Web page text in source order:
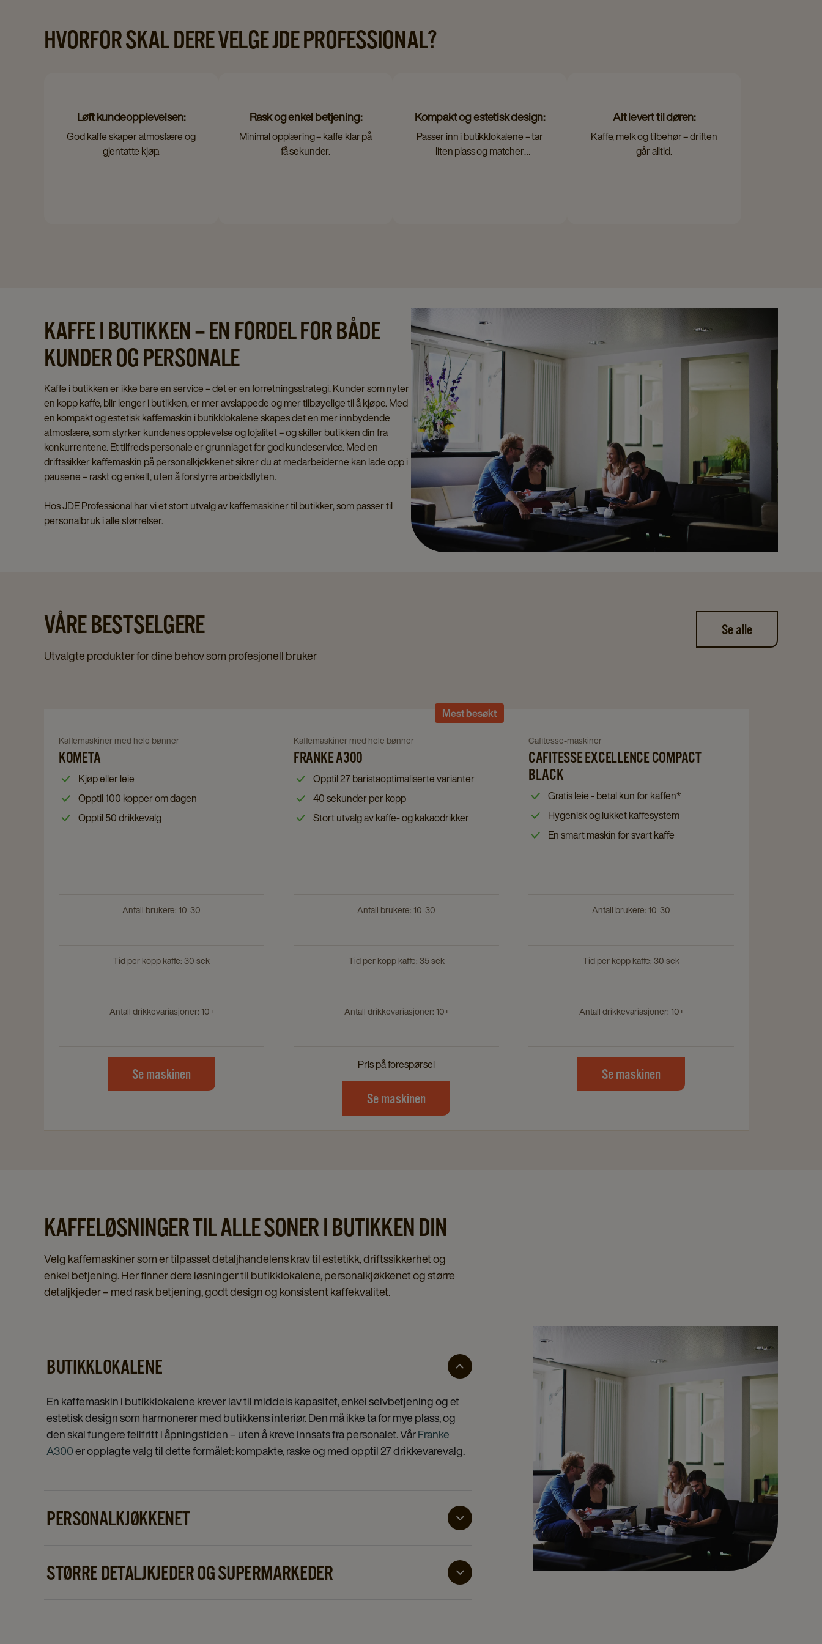
HVORFOR SKAL DERE VELGE JDE PROFESSIONAL?
Løft kundeopplevelsen:
God kaffe skaper atmosfære og
gjentatte kjøp.
Rask og enkel betjening:
Minimal opplæring – kaffe klar på
få sekunder.
Kompakt og estetisk design:
Passer inn i butikklokalene – tar
liten plass og matcher
Alt levert til døren:
Kaffe, melk og tilbehør – driften
går alltid.
KAFFE I BUTIKKEN – EN FORDEL FOR BÅDE
KUNDER OG PERSONALE
Kaffe i butikken er ikke bare en service – det er en forretningsstrategi. Kunder som nyter
en kopp kaffe, blir lenger i butikken, er mer avslappede og mer tilbøyelige til å kjøpe. Med
en kompakt og estetisk kaffemaskin i butikklokalene skapes det en mer innbydende
atmosfære, som styrker kundenes opplevelse og lojalitet – og skiller butikken din fra
konkurrentene. Et tilfreds personale er grunnlaget for god kundeservice. Med en
driftssikker kaffemaskin på personalkjøkkenet sikrer du at medarbeiderne kan lade opp i
pausene – raskt og enkelt, uten å forstyrre arbeidsflyten.
Hos JDE Professional har vi et stort utvalg av kaffemaskiner til butikker, som passer til
personalbruk i alle størrelser.
VÅRE BESTSELGERE Se alle
Utvalgte produkter for dine behov som profesjonell bruker
Kometa
details
page
Navigate
to
Kometa
details
page
Kaffemaskiner med hele bønner
KOMETA
Kjøp eller leie
Opptil 100 kopper om dagen
Opptil 50 drikkevalg
Antall brukere: 10-30
Tid per kopp kaffe: 30 sek
Antall drikkevariasjoner: 10+
Se maskinen
Mest besøkt
Franke
A300
details
page
Navigate
to
Franke
A300
details
page
Kaffemaskiner med hele bønner
FRANKE A300
Opptil 27 baristaoptimaliserte varianter
40 sekunder per kopp
Stort utvalg av kaffe- og kakaodrikker
Antall brukere: 10-30
Tid per kopp kaffe: 35 sek
Antall drikkevariasjoner: 10+
Pris på forespørsel
Se maskinen
Cafitesse
Excellence
Compact
Black
details
page
Navigate
to
Cafitesse
Excellence
Black
details
Cafitesse-maskiner
CAFITESSE EXCELLENCE COMPACT
BLACK
Gratis leie - betal kun for kaffen*
Hygenisk og lukket kaffesystem
En smart maskin for svart kaffe
Antall brukere: 10-30
Tid per kopp kaffe: 30 sek
Antall drikkevariasjoner: 10+
Se maskinen
KAFFELØSNINGER TIL ALLE SONER I BUTIKKEN DIN
Velg kaffemaskiner som er tilpasset detaljhandelens krav til estetikk, driftssikkerhet og
enkel betjening. Her finner dere løsninger til butikklokalene, personalkjøkkenet og større
detaljkjeder – med rask betjening, godt design og konsistent kaffekvalitet.
BUTIKKLOKALENE
En kaffemaskin i butikklokalene krever lav til middels kapasitet, enkel selvbetjening og et
estetisk design som harmonerer med butikkens interiør. Den må ikke ta for mye plass, og
den skal fungere feilfritt i åpningstiden – uten å kreve innsats fra personalet. VårFranke
A300er opplagte valg til dette formålet: kompakte, raske og med opptil 27 drikkevarevalg.
PERSONALKJØKKENET
leverer en fersk kopp kaffe på få sekunder og krever minimal vedlikehold – perfekt til en
travel pause, hvor personalet raskt skal tilbake på gulvet.
STØRRE DETALJKJEDER OG SUPERMARKEDER